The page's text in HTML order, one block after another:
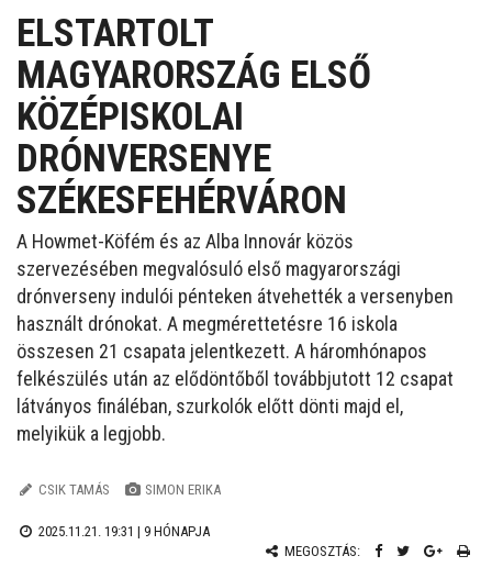
ELSTARTOLT
MAGYARORSZÁG ELSŐ
KÖZÉPISKOLAI
DRÓNVERSENYE
SZÉKESFEHÉRVÁRON
A Howmet-Köfém és az Alba Innovár közös
szervezésében megvalósuló első magyarországi
drónverseny indulói pénteken átvehették a versenyben
használt drónokat. A megmérettetésre 16 iskola
összesen 21 csapata jelentkezett. A háromhónapos
felkészülés után az elődöntőből továbbjutott 12 csapat
látványos fináléban, szurkolók előtt dönti majd el,
melyikük a legjobb.
CSIK TAMÁS SIMON ERIKA
2025.11.21. 19:31 | 9 HÓNAPJA
MEGOSZTÁS: